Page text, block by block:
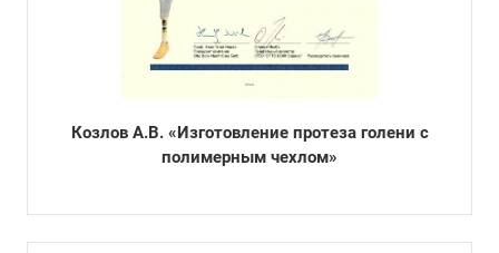
Козлов А.В. «Изготовление протеза голени с
полимерным чехлом»